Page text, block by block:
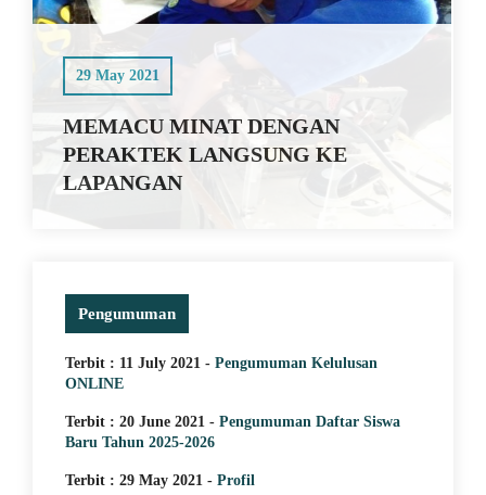
JUARA 1 MINI SOCCER
TURNAMENT KATAGORI
Pengumuman
Terbit : 11 July 2021 - Pengumuman Kelulusan
ONLINE
Terbit : 20 June 2021 - Pengumuman Daftar Siswa
Baru Tahun 2025-2026
Terbit : 29 May 2021 - Profil